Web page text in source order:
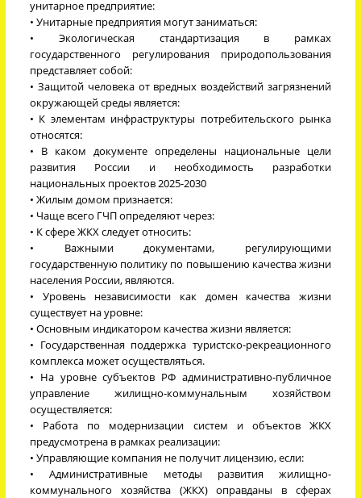
унитарное предприятие:
• Унитарные предприятия могут заниматься:
• Экологическая стандартизация в рамках
государственного регулирования природопользования
представляет собой:
• Защитой человека от вредных воздействий загрязнений
окружающей среды является:
• К элементам инфраструктуры потребительского рынка
относятся:
• В каком документе определены национальные цели
развития России и необходимость разработки
национальных проектов 2025-2030
• Жилым домом признается:
• Чаще всего ГЧП определяют через:
• К сфере ЖКХ следует относить:
• Важными документами, регулирующими
государственную политику по повышению качества жизни
населения России, являются.
• Уровень независимости как домен качества жизни
существует на уровне:
• Основным индикатором качества жизни является:
• Государственная поддержка туристско-рекреационного
комплекса может осуществляться.
• На уровне субъектов РФ административно-публичное
управление жилищно-коммунальным хозяйством
осуществляется:
• Работа по модернизации систем и объектов ЖКХ
предусмотрена в рамках реализации:
• Управляющие компания не получит лицензию, если:
• Административные методы развития жилищно-
коммунального хозяйства (ЖКХ) оправданы в сферах